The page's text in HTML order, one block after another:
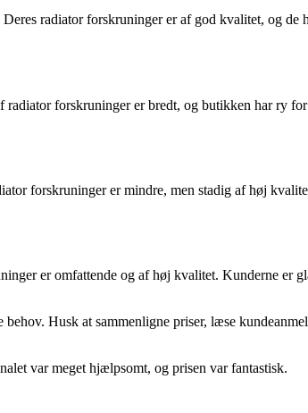
radiator forskruninger er af god kvalitet, og
forskruninger er bredt, og butikken har ry
forskruninger er mindre, men stadig af høj
er omfattende og af høj kvalitet. Kunderne er
Husk at sammenligne priser, læse
var meget hjælpsomt, og prisen var fantastisk.